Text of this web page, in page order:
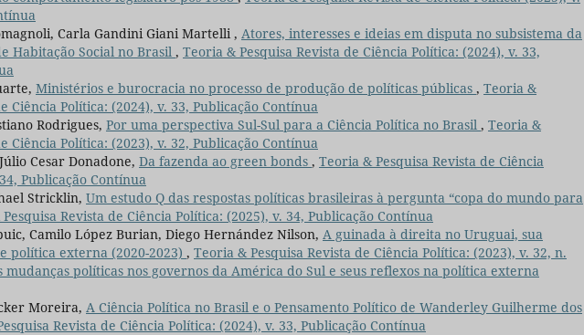
Carla Gandini Giani Martelli , Atores, interesses e ideias em disputa no subsistema da
Habitação Social no Brasil , Teoria & Pesquisa Revista de Ciência Política: (2024), v. 33,
Ministérios e burocracia no processo de produção de políticas públicas , Teoria &
Ciência Política: (2024), v. 33, Publicação Contínua
Rodrigues, Por uma perspectiva Sul-Sul para a Ciência Política no Brasil , Teoria &
Ciência Política: (2023), v. 32, Publicação Contínua
Cesar Donadone, Da fazenda ao green bonds , Teoria & Pesquisa Revista de Ciência
Publicação Contínua
Stricklin, Um estudo Q das respostas políticas brasileiras à pergunta “copa do mundo para
Revista de Ciência Política: (2025), v. 34, Publicação Contínua
Camilo López Burian, Diego Hernández Nilson, A guinada à direita no Uruguai, sua
política externa (2020-2023) , Teoria & Pesquisa Revista de Ciência Política: (2023), v. 32, n.
mudanças políticas nos governos da América do Sul e seus reflexos na política externa
Moreira, A Ciência Política no Brasil e o Pensamento Político de Wanderley Guilherme dos
Revista de Ciência Política: (2024), v. 33, Publicação Contínua